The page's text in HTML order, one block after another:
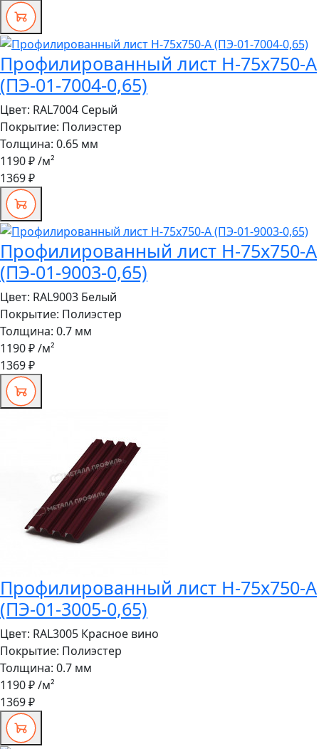
Профилированный лист Н-75x750-A
(ПЭ-01-7004-0,65)
Цвет: RAL7004 Серый
Покрытие: Полиэстер
Толщина: 0.65 мм
1190 ₽/м²
1369 ₽
Профилированный лист Н-75x750-A
(ПЭ-01-9003-0,65)
Цвет: RAL9003 Белый
Покрытие: Полиэстер
Толщина: 0.7 мм
1190 ₽/м²
1369 ₽
Профилированный лист Н-75x750-A
(ПЭ-01-3005-0,65)
Цвет: RAL3005 Красное вино
Покрытие: Полиэстер
Толщина: 0.7 мм
1190 ₽/м²
1369 ₽